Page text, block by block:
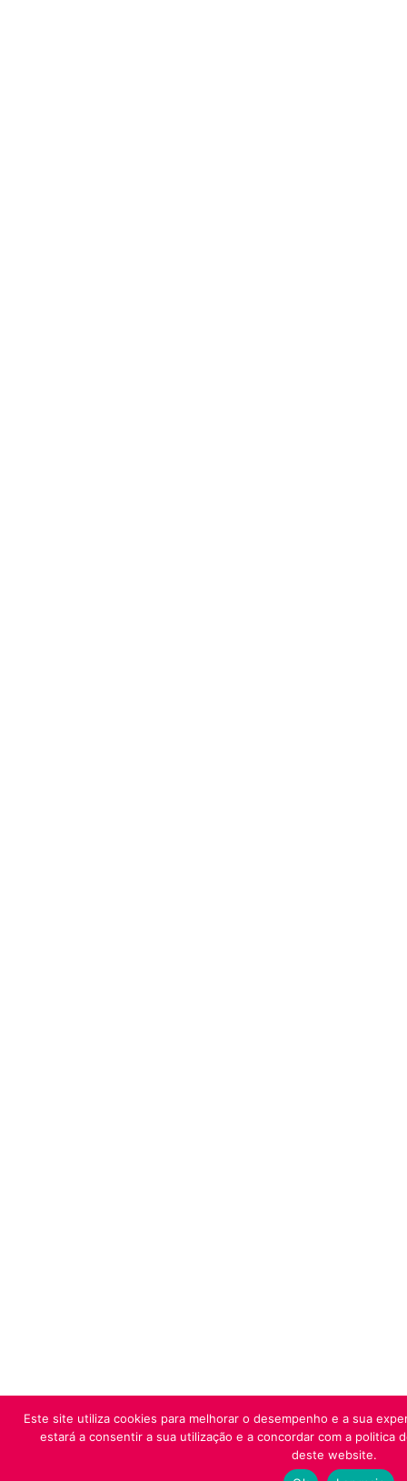
Este site utiliza cookies para melhorar o desempenho e a sua
estará a consentir a sua utilização e a concordar com a politica
deste website.